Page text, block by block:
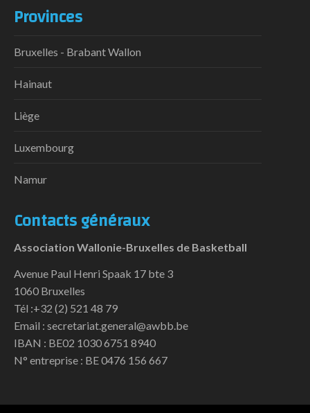
Provinces
Bruxelles - Brabant Wallon
Hainaut
Liège
Luxembourg
Namur
Contacts généraux
Association Wallonie-Bruxelles de Basketball
Avenue Paul Henri Spaak 17 bte 3
1060 Bruxelles
Tél :+32 (2) 521 48 79
Email : secretariat.general@awbb.be
IBAN : BE02 1030 6751 8940
N° entreprise : BE 0476 156 667